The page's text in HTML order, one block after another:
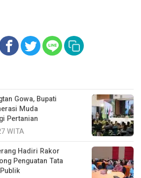
Gowa, Bupati
Muda
Pertanian
WITA
Hadiri Rakor
Penguatan Tata